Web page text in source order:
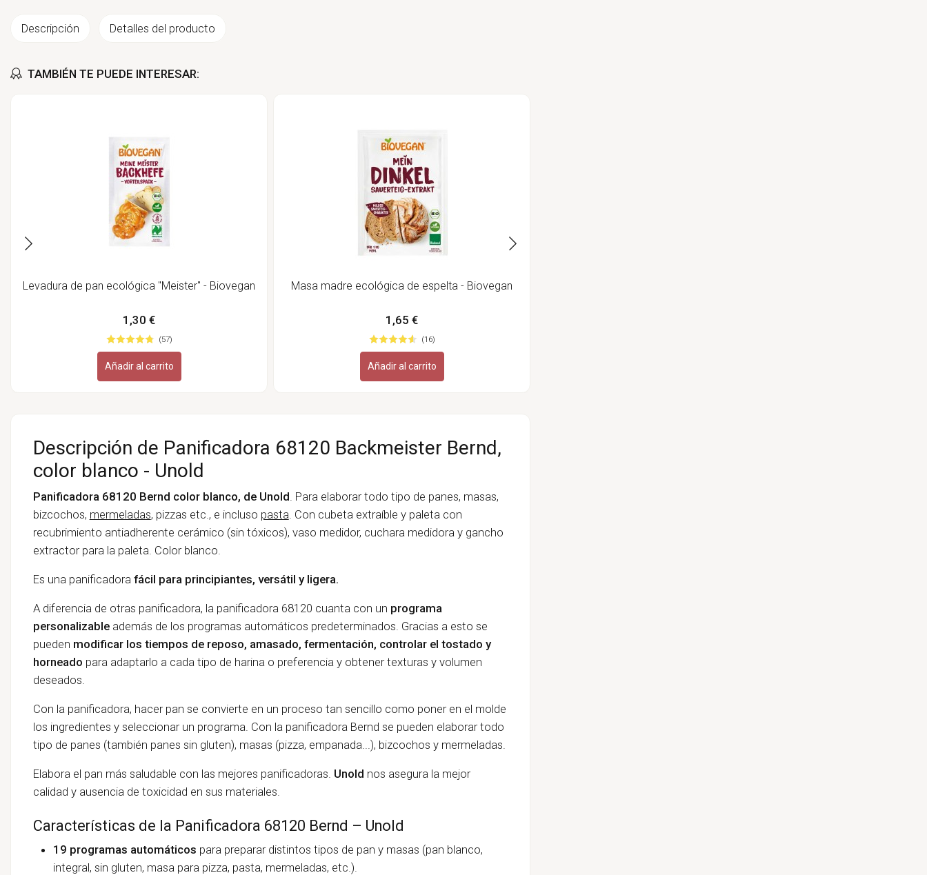
Descripción Detalles del producto
TAMBIÉN TE PUEDE INTERESAR:
Levadura de pan ecológica "Meister" - Biovegan
1,30 €
(57)
Añadir al carrito
Masa madre ecológica de espelta - Biovegan
1,65 €
(16)
Añadir al carrito
Descripción de Panificadora 68120 Backmeister Bernd,
color blanco - Unold
Panificadora 68120 Bernd color blanco, de Unold . Para elaborar todo tipo de panes, masas,
bizcochos, mermeladas, pizzas etc., e incluso pasta . Con cubeta extraíble y paleta con
recubrimiento antiadherente cerámico (sin tóxicos), vaso medidor, cuchara medidora y gancho
extractor para la paleta. Color blanco.
Es una panificadora fácil para principiantes, versátil y ligera.
A diferencia de otras panificadora, la panificadora 68120 cuanta con un programa
personalizableademás de los programas automáticos predeterminados. Gracias a esto se
pueden modificar los tiempos de reposo, amasado, fermentación, controlar el tostado y
horneado para adaptarlo a cada tipo de harina o preferencia y obtener texturas y volumen
deseados.
Con la panificadora, hacer pan se convierte en un proceso tan sencillo como poner en el molde
los ingredientes y seleccionar un programa. Con la panificadora Bernd se pueden elaborar todo
tipo de panes (también panes sin gluten), masas (pizza, empanada...), bizcochos y mermeladas.
Elabora el pan más saludable con las mejores panificadoras. Unold nos asegura la mejor
calidad y ausencia de toxicidad en sus materiales.
Características de la Panificadora 68120 Bernd – Unold
19 programas automáticos para preparar distintos tipos de pan y masas (pan blanco,
integral, sin gluten, masa para pizza, pasta, mermeladas, etc.).